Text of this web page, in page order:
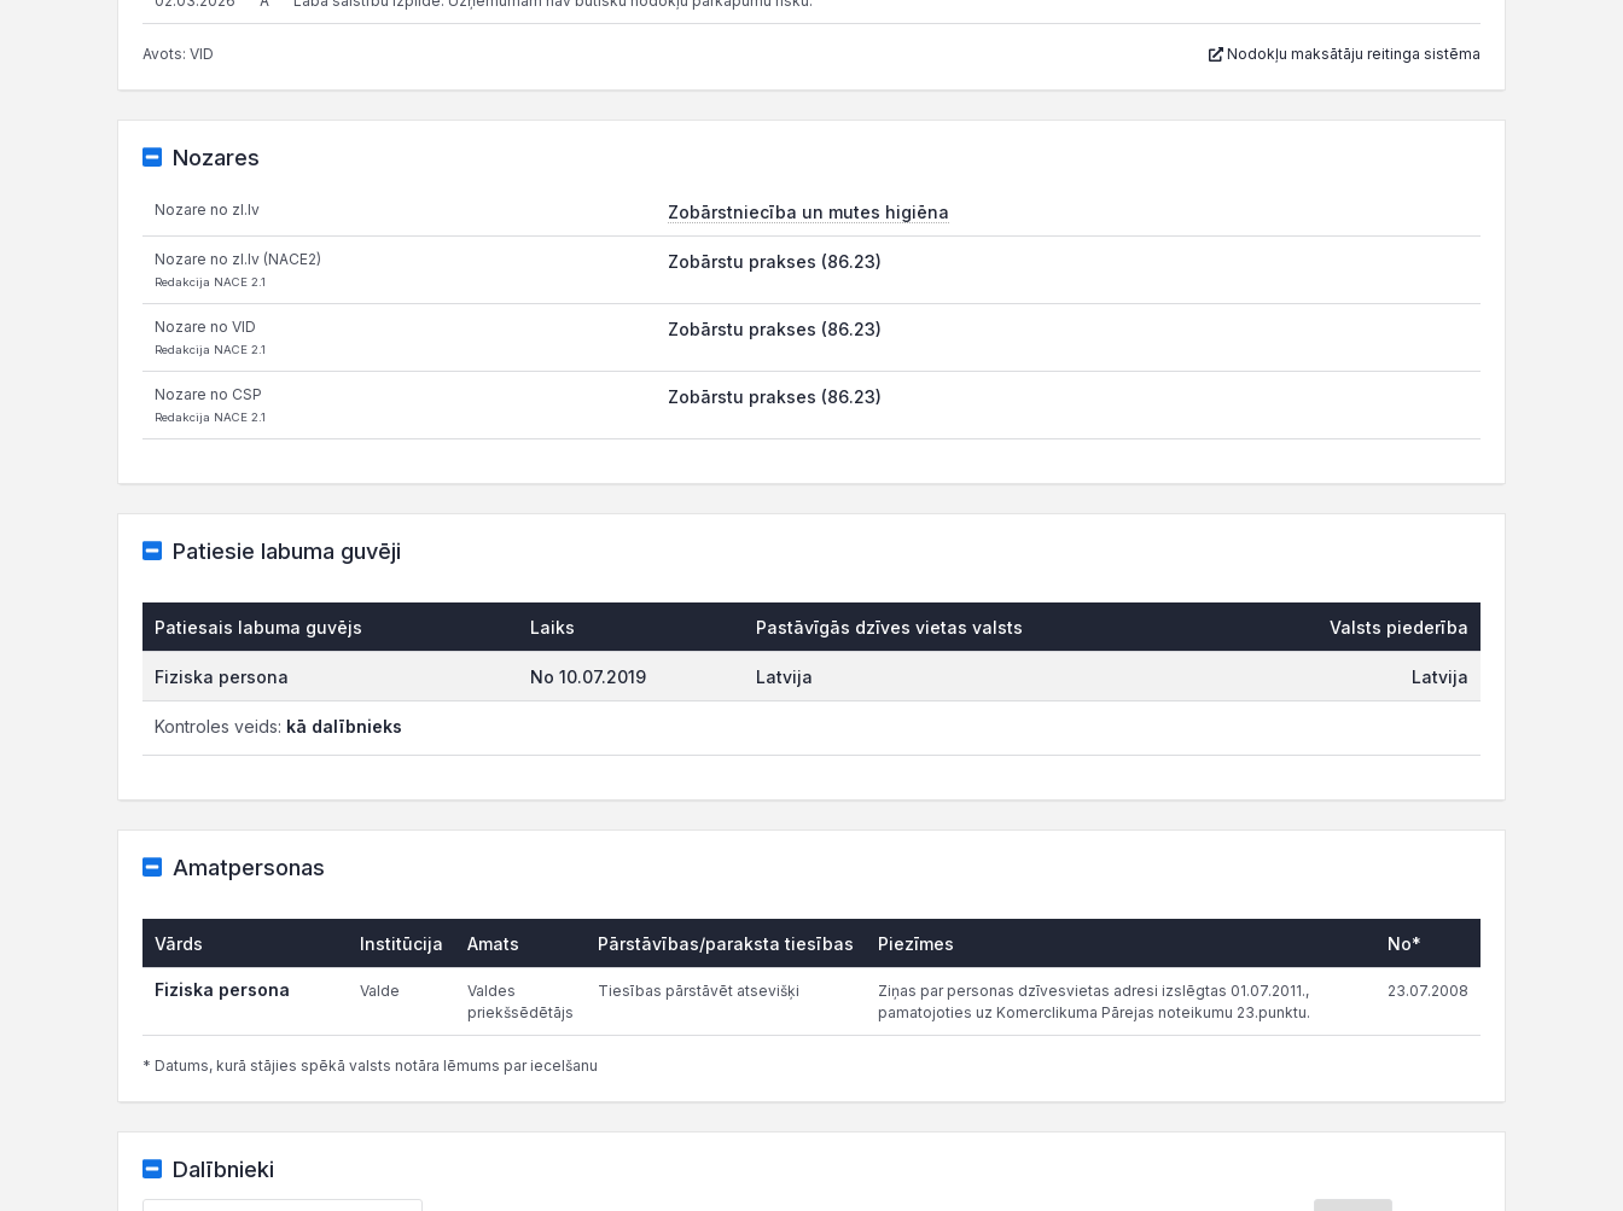
Avots: VID Nodokļu maksātāju reitinga sistēma
Nozares
Nozare no zl.lv Zobārstniecība un mutes higiēna
Nozare no zl.lv (NACE2)
Redakcija NACE 2.1
Zobārstu prakses (86.23)
Nozare no VID
Redakcija NACE 2.1
Zobārstu prakses (86.23)
Nozare no CSP
Redakcija NACE 2.1
Zobārstu prakses (86.23)
Patiesie labuma guvēji
Patiesais labuma guvējs Laiks Pastāvīgās dzīves vietas valsts Valsts piederība
Fiziska persona No 10.07.2019 Latvija Latvija
Kontroles veids: kā dalībnieks
Amatpersonas
Vārds Institūcija Amats Pārstāvības/paraksta tiesības Piezīmes No*
Fiziska persona Valde
Valdes
priekšsēdētājs
Tiesības pārstāvēt atsevišķi
Ziņas par personas dzīvesvietas adresi izslēgtas 01.07.2011.,
pamatojoties uz Komerclikuma Pārejas noteikumu 23.punktu.
23.07.2008
* Datums, kurā stājies spēkā valsts notāra lēmums par iecelšanu
Dalībnieki